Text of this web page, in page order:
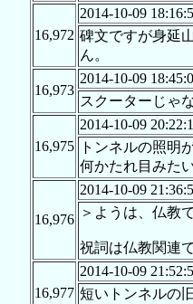
16,972
2014-10-09
碑文ですが身延
ん。
16,973
2014-10-09
スクーターじゃ
16,975
2014-10-09
トンネルの照明
何かたれ目みた
16,976
2014-10-09
＞ようは、仏教
祝詞は仏教関連
16,977
2014-10-09
短いトンネルの